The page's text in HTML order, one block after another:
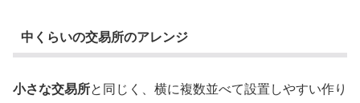
中くらいの交易所のアレンジ
小さな交易所と同じく、横に複数並べて設置しやすい作り